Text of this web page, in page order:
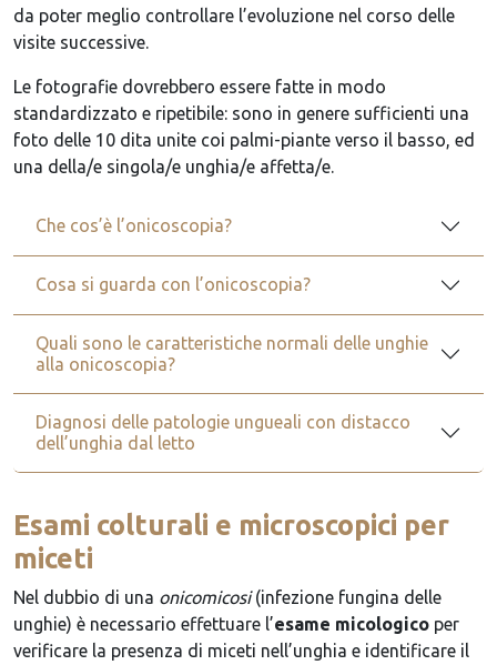
da poter meglio controllare l’evoluzione nel corso delle
visite successive.
Le fotografie dovrebbero essere fatte in modo
standardizzato e ripetibile: sono in genere sufficienti una
foto delle 10 dita unite coi palmi-piante verso il basso, ed
una della/e singola/e unghia/e affetta/e.
Che cos’è l’onicoscopia?
Cosa si guarda con l’onicoscopia?
Quali sono le caratteristiche normali delle unghie
alla onicoscopia?
Diagnosi delle patologie ungueali con distacco
dell’unghia dal letto
Esami colturali e microscopici per
miceti
Nel dubbio di una onicomicosi(infezione fungina delle
unghie) è necessario effettuare l’esame micologico per
verificare la presenza di miceti nell’unghia e identificare il